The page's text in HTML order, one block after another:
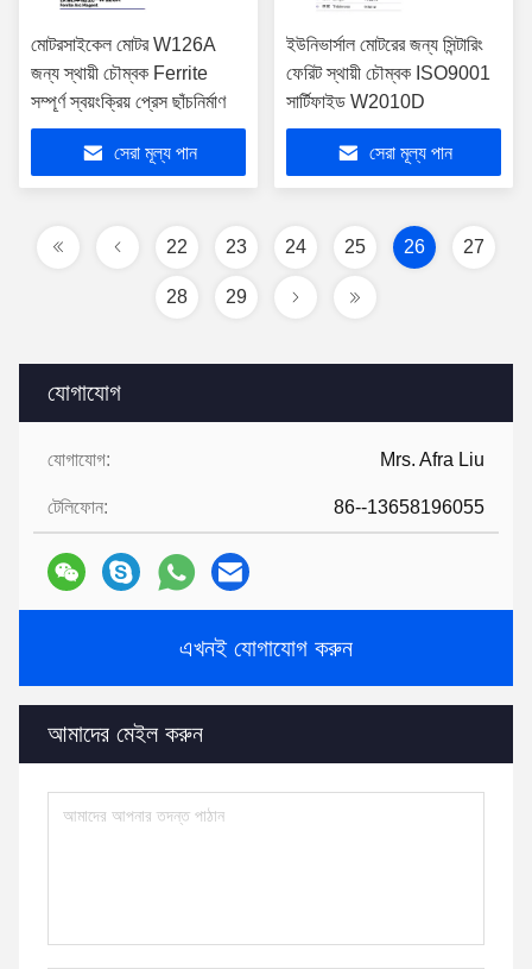
যোগাযোগ
যোগাযোগ: Mrs. Afra Liu
টেলিফোন: 86--13658196055
এখনই যোগাযোগ করুন
আমাদের মেইল ​​করুন
মোটরসাইকেল মোটর W126A
জন্য স্থায়ী চৌম্বক Ferrite
সম্পূর্ণ স্বয়ংক্রিয় প্রেস ছাঁচনির্মাণ
সেরা মূল্য পান
ইউনিভার্সাল মোটরের জন্য সিন্টারিং
ফেরিট স্থায়ী চৌম্বক ISO9001
সার্টিফাইড W2010D
সেরা মূল্য পান
22 23 24 25 26 27
28 29